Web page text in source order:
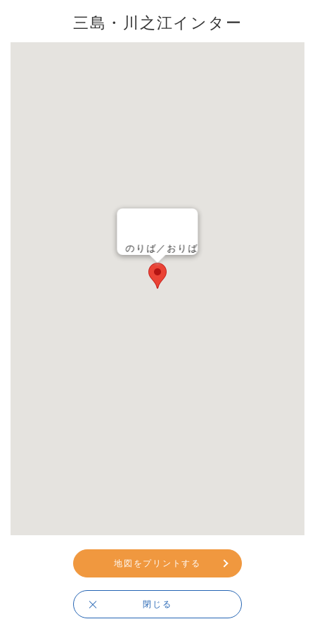
三島・川之江インター
のりば／おりば
地図をプリントする
閉じる